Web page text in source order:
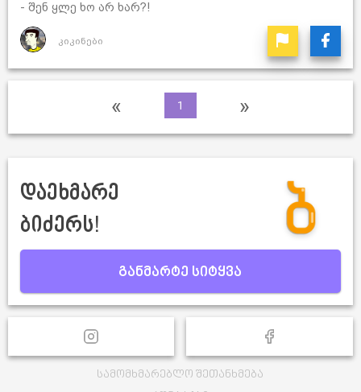
- შენ ყლე ხო არ ხარ?!
კიკინები
« 1 »
დაეხმარე
ბიძერს!
განმარტე სიტყვა
სამომხმარებლო შეთანხმება